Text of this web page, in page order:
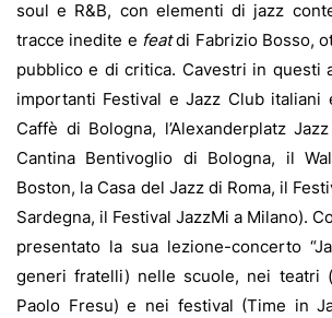
soul e R&B, con elementi di jazz
tracce inedite e featdi Fabrizio Bosso,
pubblico e di critica. Cavestri in questi
importanti Festival e Jazz Club italiani
Caffè di Bologna, l’Alexanderplatz
Cantina Bentivoglio di Bologna, il
Boston, la Casa del Jazz di Roma, il
Sardegna, il Festival JazzMi a Milano).
presentato la sua lezione-concerto
generi fratelli) nelle scuole, nei teatri
Paolo Fresu) e nei festival (Time in